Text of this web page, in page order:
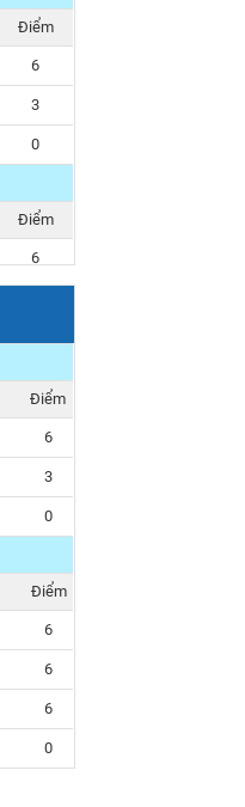
Điểm
6
3
0
Điểm
6
Điểm
6
3
0
Điểm
6
6
6
0